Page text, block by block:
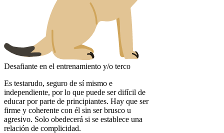
Desafiante en el entrenamiento y/o terco
Es testarudo, seguro de sí mismo e
independiente, por lo que puede ser difícil de
educar por parte de principiantes. Hay que ser
firme y coherente con él sin ser brusco u
agresivo. Solo obedecerá si se establece una
relación de complicidad.